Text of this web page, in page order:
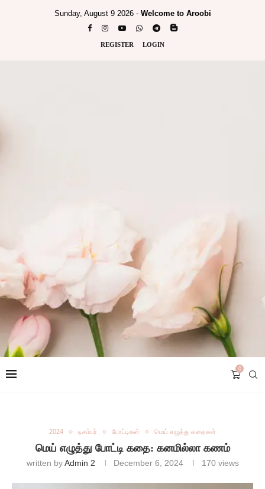
Sunday, August 9 2026 - Welcome to Aroobi
REGISTER LOGIN
0
2024 டிசம்பர் போட்டிகள் மெய் எழுத்து கதைகள்
மெய் எழுத்து போட்டி கதை: கனமில்லா கணம்
written byAdmin 2 December 6, 2024 170views